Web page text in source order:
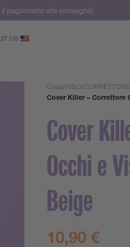
pagamento alla consegna!
US
Casa VISO CORRETTORE
Cover Killer – Correttore
Cover
Occhi e
Beige
10,90 €